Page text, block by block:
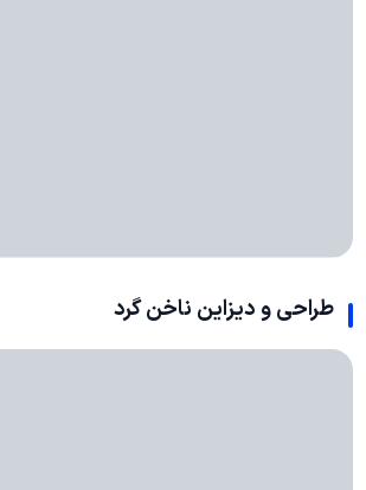
طراحی و دیزاین ناخن گرد